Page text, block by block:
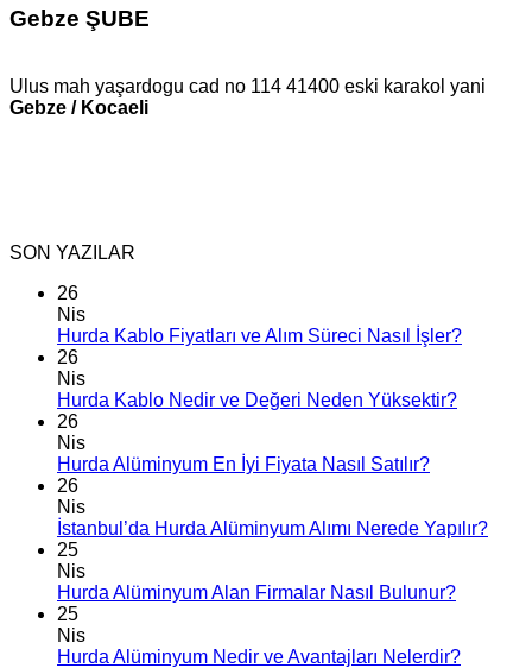
Gebze ŞUBE
Ulus mah yaşardogu cad no 114 41400 eski karakol yani
Gebze / Kocaeli
SON YAZILAR
26
Nis
Hurda Kablo Fiyatları ve Alım Süreci Nasıl İşler?
26
Nis
Hurda Kablo Nedir ve Değeri Neden Yüksektir?
26
Nis
Hurda Alüminyum En İyi Fiyata Nasıl Satılır?
26
Nis
İstanbul’da Hurda Alüminyum Alımı Nerede Yapılır?
25
Nis
Hurda Alüminyum Alan Firmalar Nasıl Bulunur?
25
Nis
Hurda Alüminyum Nedir ve Avantajları Nelerdir?